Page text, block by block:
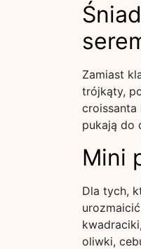
Zamiast
trójkąty,
croissanta
pukają do
Mini
Dla tych,
oliwki,